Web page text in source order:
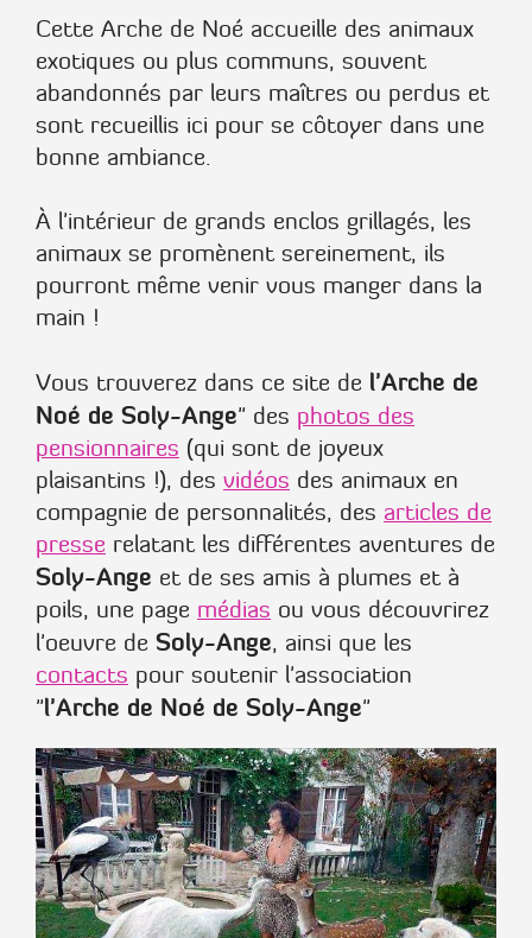
Cette Arche de Noé accueille des animaux
exotiques ou plus communs, souvent
abandonnés par leurs maîtres ou perdus et
sont recueillis ici pour se côtoyer dans une
bonne ambiance.
À l'intérieur de grands enclos grillagés, les
animaux se promènent sereinement, ils
pourront même venir vous manger dans la
main !
Vous trouverez dans ce site de l'Arche de
Noé de Soly-Ange" des photos des
pensionnaires (qui sont de joyeux
plaisantins !), des vidéos des animaux en
compagnie de personnalités, des articles de
presse relatant les différentes aventures de
Soly-Ange et de ses amis à plumes et à
poils, une page médias ou vous découvrirez
l'oeuvre de Soly-Ange, ainsi que les
contacts pour soutenir l'association
"l'Arche de Noé de Soly-Ange"